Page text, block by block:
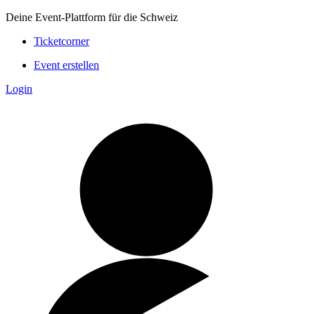
Deine Event-Plattform für die Schweiz
Ticketcorner
Event erstellen
Login